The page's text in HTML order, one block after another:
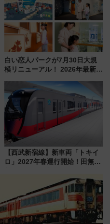
白い恋人パークが7月30日大規
模リニューアル！ 2026年最新の
と料金・アクセスを徹底解説
（札幌市）
【西武新宿線】新車両「トキイ
ロ」2027年春運行開始！田無・